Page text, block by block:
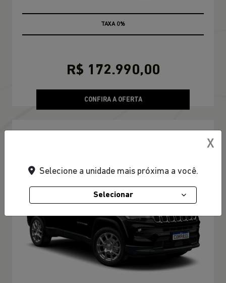
100% TABELA FIPE NO USADO
R$ 172.990,00
CONFIRA A OFERTA
X
Selecione a unidade mais próxima a você.
Selecionar